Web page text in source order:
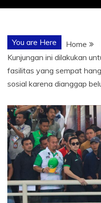
You are Here Home
Kunjungan ini dilakukan
fasilitas yang sempat
sosial karena dianggap